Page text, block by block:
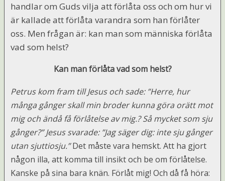
handlar om Guds vilja att förlåta oss och om hur vi
är kallade att förlåta varandra som han förlåter
oss. Men frågan är: kan man som människa förlåta
vad som helst?
Kan man förlåta vad som helst?
Petrus kom fram till Jesus och sade: ”Herre, hur
många gånger skall min broder kunna göra orätt mot
mig och ändå få förlåtelse av mig.? Så mycket som sju
gånger?” Jesus svarade: ”Jag säger dig: inte sju gånger
utan sjuttiosju.” Det måste vara hemskt. Att ha gjort
någon illa, att komma till insikt och be om förlåtelse.
Kanske på sina bara knän. Förlåt mig! Och då få höra: